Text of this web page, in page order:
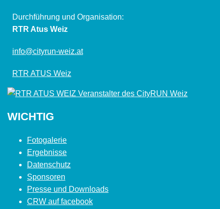
Durchführung und Organisation:
RTR Atus Weiz
info@cityrun-weiz.at
RTR ATUS Weiz
WICHTIG
Fotogalerie
Ergebnisse
Datenschutz
Sponsoren
Presse und Downloads
CRW auf facebook